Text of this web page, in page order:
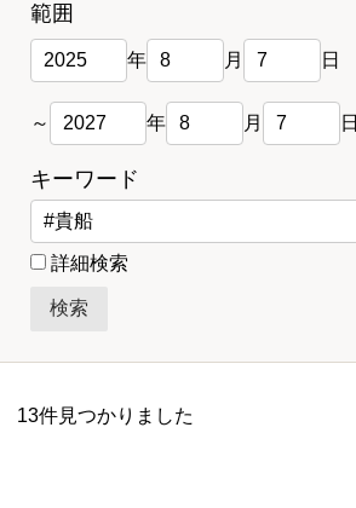
範囲
年 月 日
～ 年 月 日
キーワード
詳細検索
カテゴリー
行列・パレード
13件見つかりました